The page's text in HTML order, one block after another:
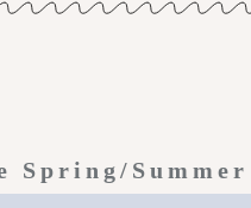
Spring/Summer